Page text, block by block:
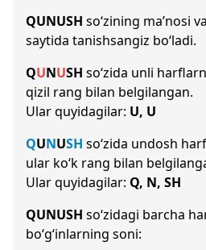
QUNUSH so‘zining ma’nosi
saytida tanishsangiz bo‘ladi.
QUNUSH so‘zida unli
qizil rang bilan belgilangan.
Ular quyidagilar: U, U
QUNUSH so‘zida undosh
ular ko‘k rang bilan
Ular quyidagilar: Q, N, SH
QUNUSH so‘zidagi barcha
bo‘g‘inlarning soni: